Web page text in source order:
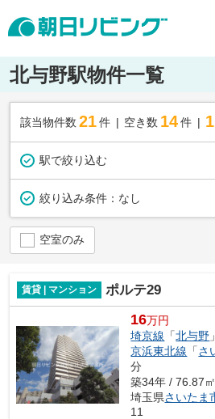
北与野駅物件一覧
該当物件数 21件 空き数 14 件
駅で絞り込む
絞り込み条件： なし
空室のみ
賃貸 | マンション ポルテ29
16万円
埼京線 「北与野
京浜東北線 「さ
分
築34年 / 76.87㎡
埼玉県さいたま
11